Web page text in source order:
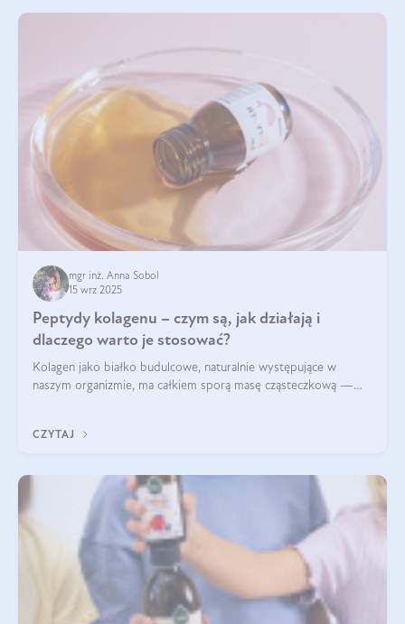
mgr inż. Anna Sobol
15 wrz 2025
Peptydy kolagenu – czym są, jak działają i
dlaczego warto je stosować?
Kolagen jako białko budulcowe, naturalnie występujące w
naszym organizmie, ma całkiem sporą masę cząsteczkową —
bardziej biodostępny
CZYTAJ